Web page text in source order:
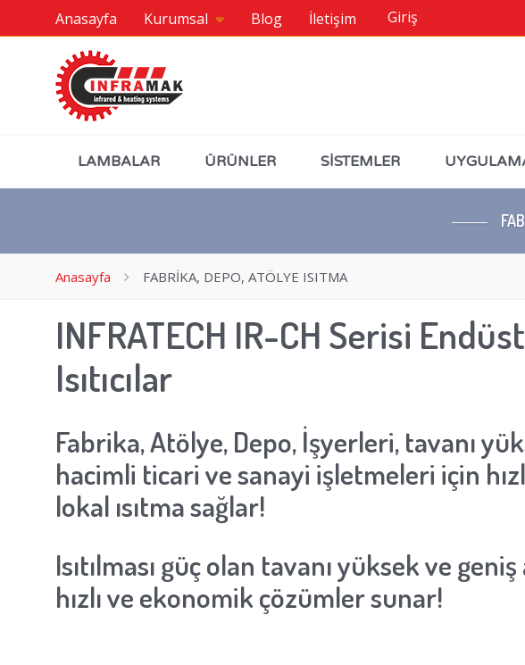
Anasayfa Kurumsal Blog İletişim Giriş
LAMBALAR ÜRÜNLER SİSTEMLER
Anasayfa FABRİKA, DEPO, ATÖLYE ISITMA
INFRATECH IR-CH Serisi
Isıtıcılar
Fabrika, Atölye, Depo, İşyerleri, tavanı
hacimli ticari ve sanayi işletmeleri için
lokal ısıtma sağlar!
Isıtılması güç olan tavanı yüksek ve
hızlı ve ekonomik çözümler sunar!